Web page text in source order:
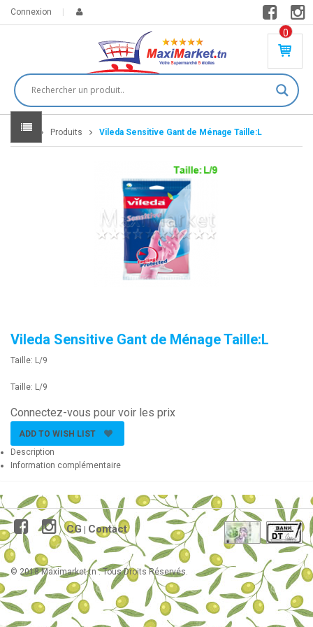
Connexion
0
PR
DU
IT(
S)
Home Produits Vileda Sensitive Gant de Ménage Taille:L
Vileda Sensitive Gant de Ménage Taille:L
Taille: L/9
Taille: L/9
Connectez-vous pour voir les prix
ADD TO WISH LIST
Description
Information complémentaire
CG Contact
© 2018 Maximarket.tn . Tous Droits Réservés.